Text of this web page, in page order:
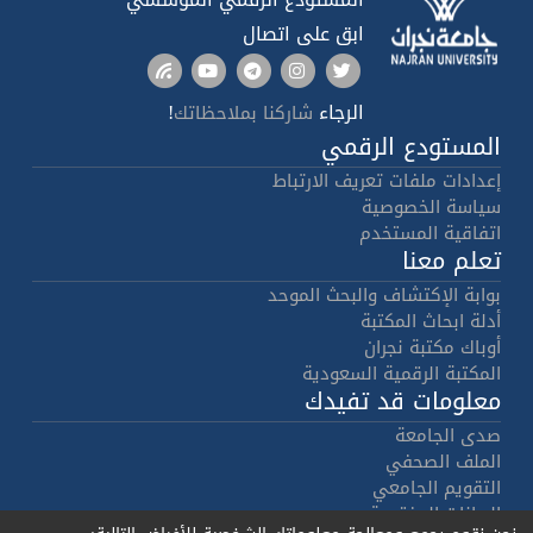
ابق على اتصال
الرجاء شاركنا بملاحظاتك!
المستودع الرقمي
إعدادات ملفات تعريف الارتباط
سياسة الخصوصية
اتفاقية المستخدم
تعلم معنا
بوابة الإكتشاف والبحث الموحد
أدلة ابحاث المكتبة
أوباك مكتبة نجران
المكتبة الرقمية السعودية
معلومات قد تفيدك
صدى الجامعة
الملف الصحفي
التقويم الجامعي
البيانات المفتوحة